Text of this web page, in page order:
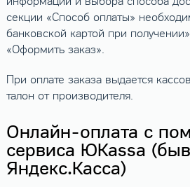
секции «Способ оплаты»
банковской картой при
«Оформить заказ».
При оплате заказа выдается
талон от производителя.
Онлайн-оплата с
сервиса ЮKassa
Яндекс.Касса)